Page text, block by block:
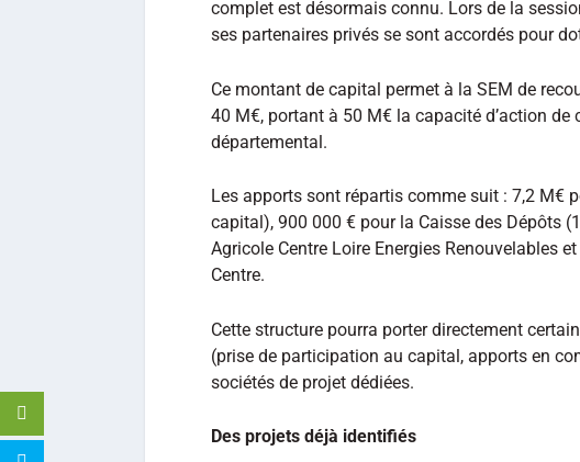
complet est désormais connu. Lors de la
ses partenaires privés se sont accordés pour
Ce montant de capital permet à la SEM de
40 M€, portant à 50 M€ la capacité d’action de
départemental.
Les apports sont répartis comme suit : 7,2 M€
capital), 900 000 € pour la Caisse des Dépôts
Agricole Centre Loire Energies Renouvelables
Centre.
Cette structure pourra porter directement
(prise de participation au capital, apports en
sociétés de projet dédiées.
Des projets déjà identifiés